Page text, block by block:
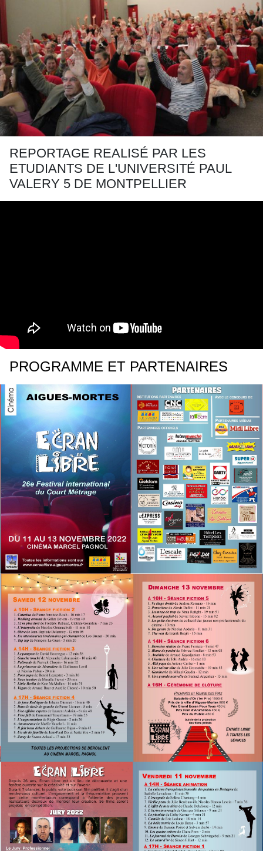
REPORTAGE REALISÉ PAR LES
ETUDIANTS DE L'UNIVERSITÉ PAUL
VALERY 5 DE MONTPELLIER
PROGRAMME ET PARTENAIRES